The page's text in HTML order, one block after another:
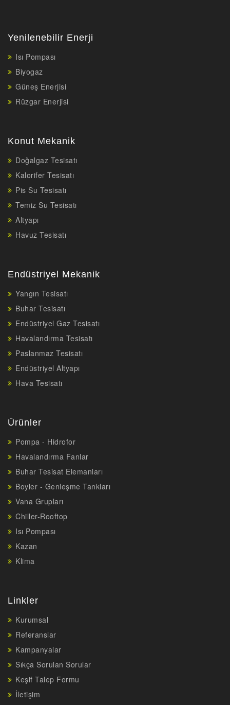
Yenilenebilir Enerji
Isı Pompası
Biyogaz
Güneş Enerjisi
Rüzgar Enerjisi
Konut Mekanik
Doğalgaz Tesisatı
Kalorifer Tesisatı
Pis Su Tesisatı
Temiz Su Tesisatı
Altyapı
Havuz Tesisatı
Endüstriyel Mekanik
Yangın Tesisatı
Buhar Tesisatı
Endüstriyel Gaz Tesisatı
Havalandırma Tesisatı
Paslanmaz Tesisatı
Endüstriyel Altyapı
Hava Tesisatı
Ürünler
Pompa - Hidrofor
Havalandırma Fanlar
Buhar Tesisat Elemanları
Boyler - Genleşme Tankları
Vana Grupları
Chiller-Rooftop
Isı Pompası
Kazan
Klima
Linkler
Kurumsal
Referanslar
Kampanyalar
Sıkça Sorulan Sorular
Keşif Talep Formu
İletişim